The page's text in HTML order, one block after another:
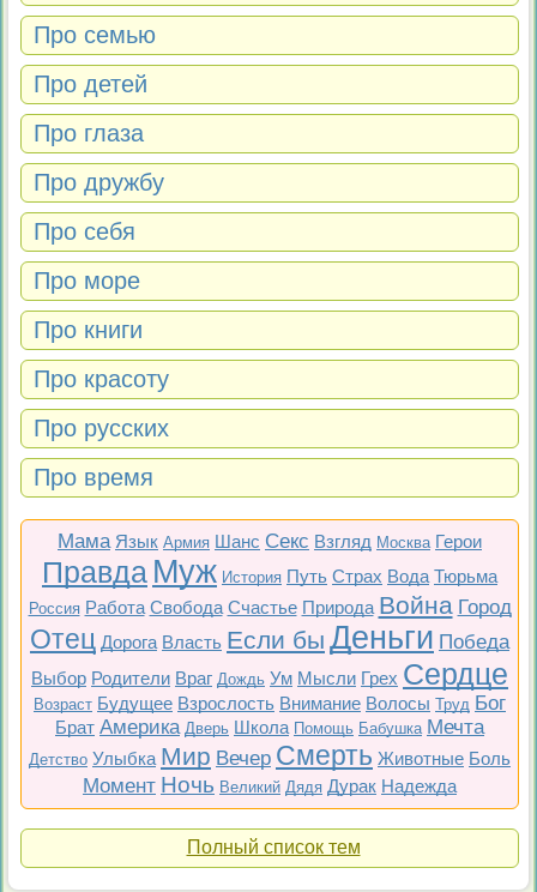
Про семью
Про детей
Про глаза
Про дружбу
Про себя
Про море
Про книги
Про красоту
Про русских
Про время
Мама Язык Армия Шанс Секс Взгляд Москва Герои
Правда Муж История Путь Страх Вода Тюрьма
Россия Работа Свобода Счастье Природа Война Город
Отец Дорога Власть Если бы Деньги Победа
Выбор Родители Враг Дождь Ум Мысли Грех Сердце
Возраст Будущее Взрослость Внимание Волосы Труд Бог
Брат Америка Дверь Школа Помощь Бабушка Мечта
Детство Улыбка Мир Вечер Смерть Животные Боль
Момент Ночь Великий Дядя Дурак Надежда
Полный список тем